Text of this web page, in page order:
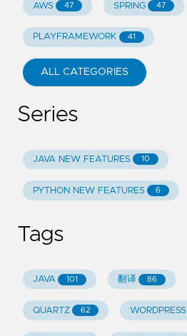
AWS 47 SPRING 47
PLAYFRAMEWORK 41
ALL CATEGORIES
Series
JAVA NEW FEATURES 10
PYTHON NEW FEATURES 6
Tags
JAVA 101 翻译 86
QUARTZ 62 WORDPRESS